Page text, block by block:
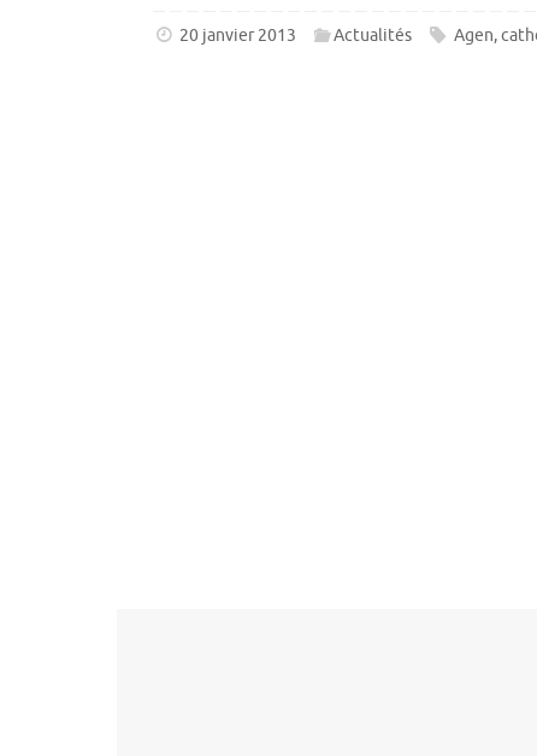
20 janvier 2013 Actualités Agen,